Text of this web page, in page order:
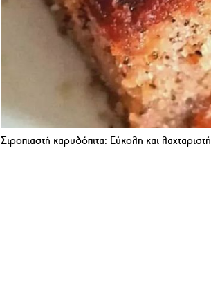
Σιροπιαστή καρυδόπιτα: Εύκολη και λαχταριστή